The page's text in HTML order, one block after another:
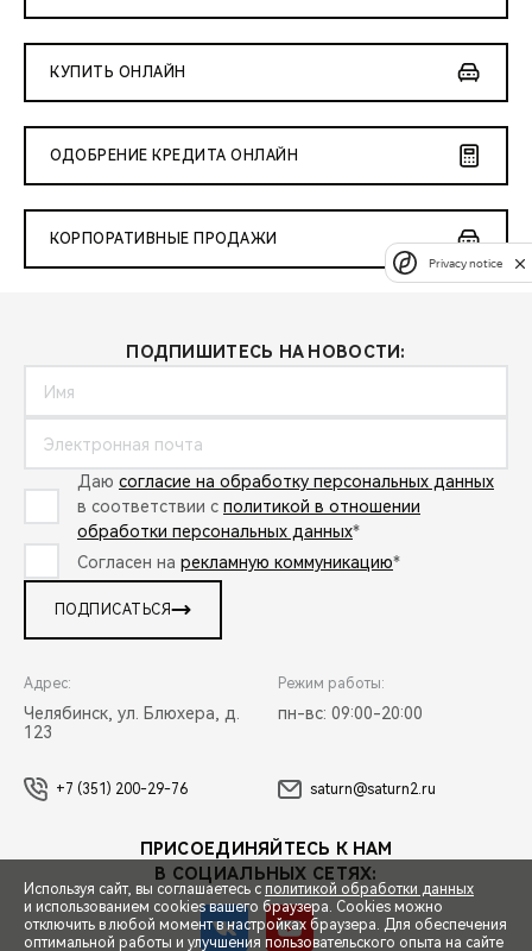
КУПИТЬ ОНЛАЙН
ОДОБРЕНИЕ КРЕДИТА ОНЛАЙН
КОРПОРАТИВНЫЕ ПРОДАЖИ
ПОДПИШИТЕСЬ НА НОВОСТИ:
Даю согласие на обработку персональных данных
в соответствии с политикой в отношении
обработки персональных данных*
Согласен на рекламную коммуникацию*
ПОДПИСАТЬСЯ
Адрес:
Челябинск, ул. Блюхера, д.
123
Режим работы:
пн-вс: 09:00-20:00
+7 (351) 200-29-76 saturn@saturn2.ru
ПРИСОЕДИНЯЙТЕСЬ К НАМ
В СОЦИАЛЬНЫХ СЕТЯХ:
Используя сайт, вы соглашаетесь с политикой обработки данных
и использованием cookies вашего браузера. Cookies можно
отключить в любой момент в настройках браузера. Для обеспечения
оптимальной работы и улучшения пользовательского опыта на сайте
Privacy notice